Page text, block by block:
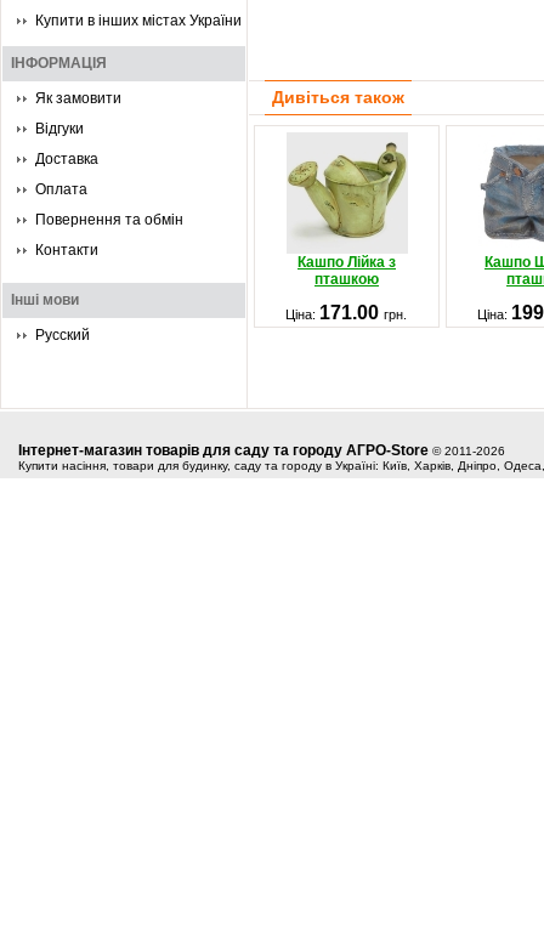
Купити в інших містах України
ІНФОРМАЦІЯ
Як замовити
Відгуки
Доставка
Оплата
Повернення та обмін
Контакти
Інші мови
Русский
Дивіться також
Кашпо Лійка з
пташкою
Кашпо
Ціна: 171.00грн. Ціна:
Інтернет-магазин товарів для саду та городу АГРО-Store © 2011-2026
Купити насіння, товари для будинку, саду та городу в Україні: Київ, Харків, Дніпро,